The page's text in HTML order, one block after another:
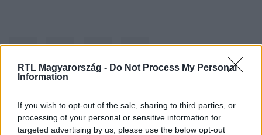
RTL Magyarország - Do Not Process My Personal
Information
If you wish to opt-out of the sale, sharing to third parties, or
processing of your personal or sensitive information for
targeted advertising by us, please use the below opt-out
Kövess minket, és értesülj a friss hírekről a
Facebookon is!